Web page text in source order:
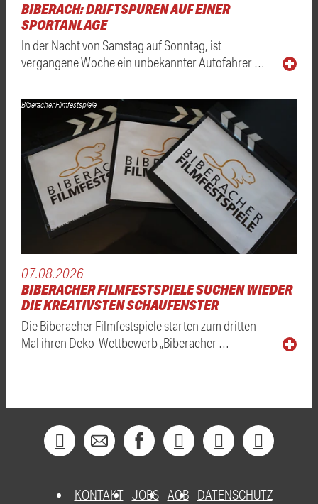
BIBERACH: DRIFTSPUREN AUF EINER
SPORTANLAGE
In der Nacht von Samstag auf Sonntag, ist
vergangene Woche ein unbekannter Autofahrer …
Biberacher Filmfestspiele
07.08.2026
BIBERACHER FILMFESTSPIELE SUCHEN WIEDER
DIE KREATIVSTEN SCHAUFENSTER
Die Biberacher Filmfestspiele starten zum dritten
Mal ihren Deko-Wettbewerb „Biberacher …
KONTAKT JOBS AGB DATENSCHUTZ